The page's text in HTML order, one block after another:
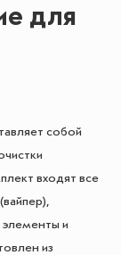
для
собой
входят все
и
из